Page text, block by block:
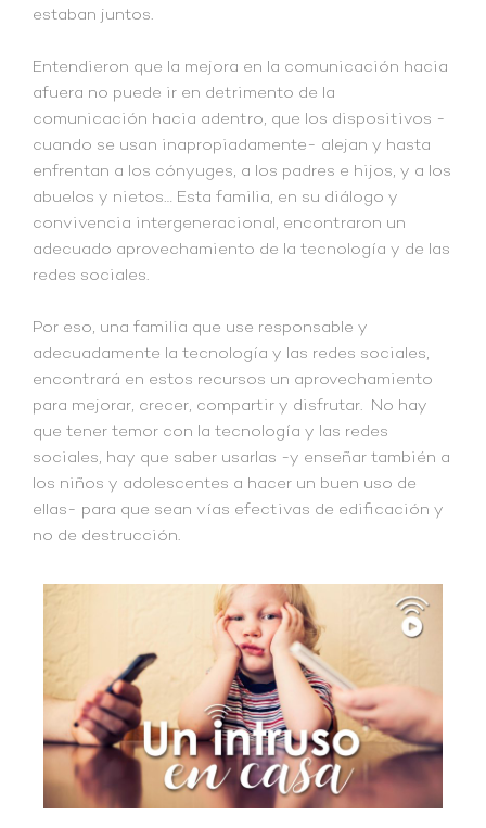
estaban juntos.
Entendieron que la mejora en la comunicación hacia
afuera no puede ir en detrimento de la
comunicación hacia adentro, que los dispositivos -
cuando se usan inapropiadamente- alejan y hasta
enfrentan a los cónyuges, a los padres e hijos, y a los
abuelos y nietos… Esta familia, en su diálogo y
convivencia intergeneracional, encontraron un
adecuado aprovechamiento de la tecnología y de las
redes sociales.
Por eso, una familia que use responsable y
adecuadamente la tecnología y las redes sociales,
encontrará en estos recursos un aprovechamiento
para mejorar, crecer, compartir y disfrutar. No hay
que tener temor con la tecnología y las redes
sociales, hay que saber usarlas -y enseñar también a
los niños y adolescentes a hacer un buen uso de
ellas- para que sean vías efectivas de edificación y
no de destrucción.